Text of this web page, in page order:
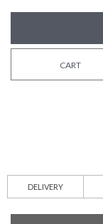
CART
DELIVERY